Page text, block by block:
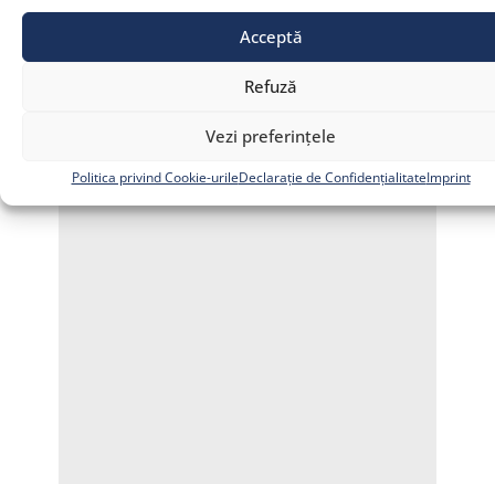
Acceptă
Refuză
Vezi preferințele
Politica privind Cookie-urileDeclarație de ConfidențialitateImprint